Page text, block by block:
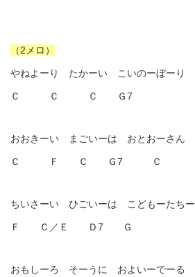
（2メロ）
やねよーり たかーい こいのーぼーり
Ｃ Ｃ Ｃ Ｇ7
おおきーい まごいーは おとおーさん
Ｃ Ｆ Ｃ Ｇ7 Ｃ
ちいさーい ひごいーは こどもーたちー
Ｆ Ｃ／Ｅ Ｄ7 Ｇ
おもしーろ そーうに およいーでーる